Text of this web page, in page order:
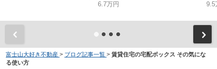
6.7万円
9.5
富士山大好き不動産 > ブログ記事一覧 > 賃貸住宅の宅配ボックス その気にな
る使い方